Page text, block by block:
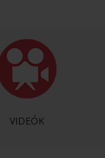
VIDEÓK